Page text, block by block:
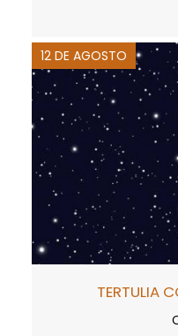
12 DE AGOSTO
TERTULIA